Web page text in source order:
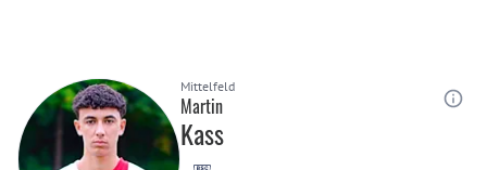
Mittelfeld
Martin
Kass